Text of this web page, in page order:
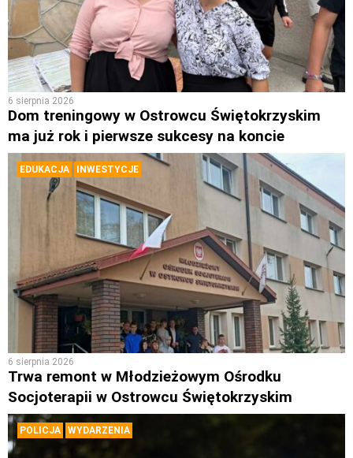
6 sierpnia 2026
Dom treningowy w Ostrowcu Świętokrzyskim
ma już rok i pierwsze sukcesy na koncie
EDUKACJA INWESTYCJE
6 sierpnia 2026
Trwa remont w Młodzieżowym Ośrodku
Socjoterapii w Ostrowcu Świętokrzyskim
POLICJA WYDARZENIA